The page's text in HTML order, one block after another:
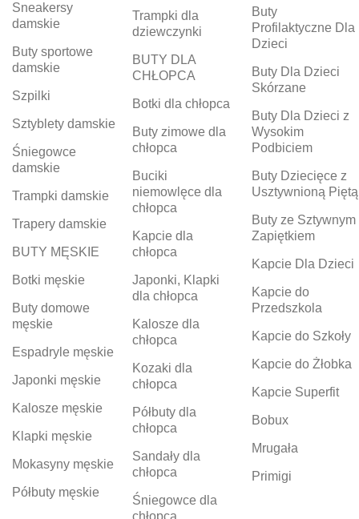
Sneakersy
damskie
Buty sportowe
damskie
Szpilki
Sztyblety damskie
Śniegowce
damskie
Trampki damskie
Trapery damskie
BUTY MĘSKIE
Botki męskie
Buty domowe
męskie
Espadryle męskie
Japonki męskie
Kalosze męskie
Klapki męskie
Mokasyny męskie
Półbuty męskie
Trampki dla
dziewczynki
BUTY DLA
CHŁOPCA
Botki dla chłopca
Buty zimowe dla
chłopca
Buciki
niemowlęce dla
chłopca
Kapcie dla
chłopca
Japonki, Klapki
dla chłopca
Kalosze dla
chłopca
Kozaki dla
chłopca
Półbuty dla
chłopca
Sandały dla
chłopca
Śniegowce dla
Buty
Profilaktyczne Dla
Dzieci
Buty Dla Dzieci
Skórzane
Buty Dla Dzieci z
Wysokim
Podbiciem
Buty Dziecięce z
Usztywnioną Piętą
Buty ze Sztywnym
Zapiętkiem
Kapcie Dla Dzieci
Kapcie do
Przedszkola
Kapcie do Szkoły
Kapcie do Żłobka
Kapcie Superfit
Bobux
Mrugała
Primigi